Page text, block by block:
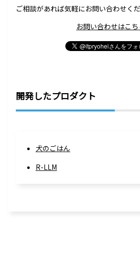
ご相談があれば気軽にお問い合わせくだ
お問い合わせはこち
開発したプロダクト
犬のごはん
R-LLM